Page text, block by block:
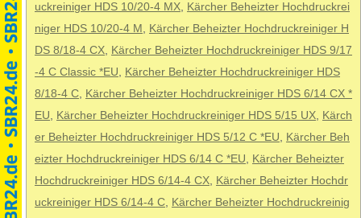
uckreiniger HDS 10/20-4 MX, Kärcher Beheizter Hochdruckrei
niger HDS 10/20-4 M , Kärcher Beheizter Hochdruckreiniger H
DS 8/18-4 CX, Kärcher Beheizter Hochdruckreiniger HDS 9/17
-4 C Classic *EU, Kärcher Beheizter Hochdruckreiniger HDS
8/18-4 C, Kärcher Beheizter Hochdruckreiniger HDS 6/14 CX *
EU, Kärcher Beheizter Hochdruckreiniger HDS 5/15 UX, Kärch
er Beheizter Hochdruckreiniger HDS 5/12 C *EU, Kärcher Beh
eizter Hochdruckreiniger HDS 6/14 C *EU, Kärcher Beheizter
Hochdruckreiniger HDS 6/14-4 CX, Kärcher Beheizter Hochdr
uckreiniger HDS 6/14-4 C, Kärcher Beheizter Hochdruckreinig